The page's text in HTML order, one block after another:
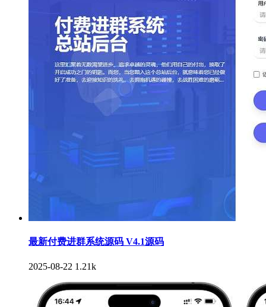
最新付费进群系统源码 V4.1源码
2025-08-22 1.21k